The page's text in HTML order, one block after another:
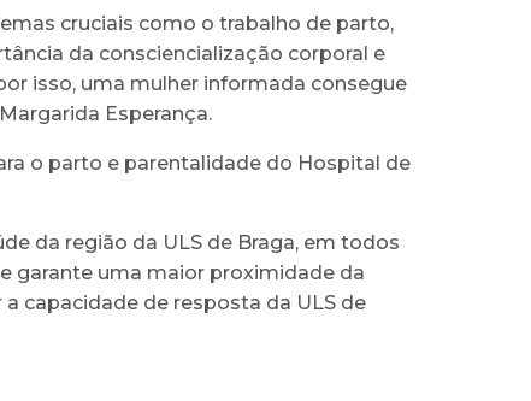
cruciais como o trabalho de parto,
da consciencialização corporal e
isso, uma mulher informada consegue
Esperança.
o parto e parentalidade do Hospital de
da região da ULS de Braga, em todos
garante uma maior proximidade da
capacidade de resposta da ULS de